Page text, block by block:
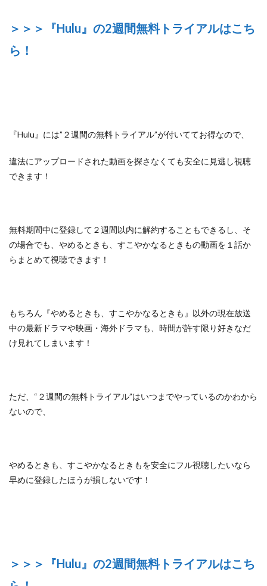
＞＞＞『Hulu』の2週間無料トライアルはこち
ら！
『Hulu』には”２週間の無料トライアル”が付いててお得なので、
違法にアップロードされた動画を探さなくても安全に見逃し視聴
できます！
無料期間中に登録して２週間以内に解約することもできるし、 そ
の場合でも、やめるときも、すこやかなるときもの動画を１話か
らまとめて視聴できます！
もちろん『やめるときも、すこやかなるときも』以外の現在放送
中の最新ドラマや映画・海外ドラマも、 時間が許す限り好きなだ
け見れてしまいます！
ただ、 “２週間の無料トライアル”はいつまでやっているのかわから
ないので、
やめるときも、すこやかなるときもを安全にフル視聴したいなら
早めに登録したほうが損しないです！
＞＞＞『Hulu』の2週間無料トライアルはこち